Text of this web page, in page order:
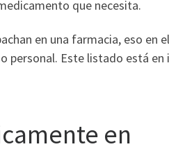
que necesita.
en una farmacia, eso en
personal. Este listado está en
en